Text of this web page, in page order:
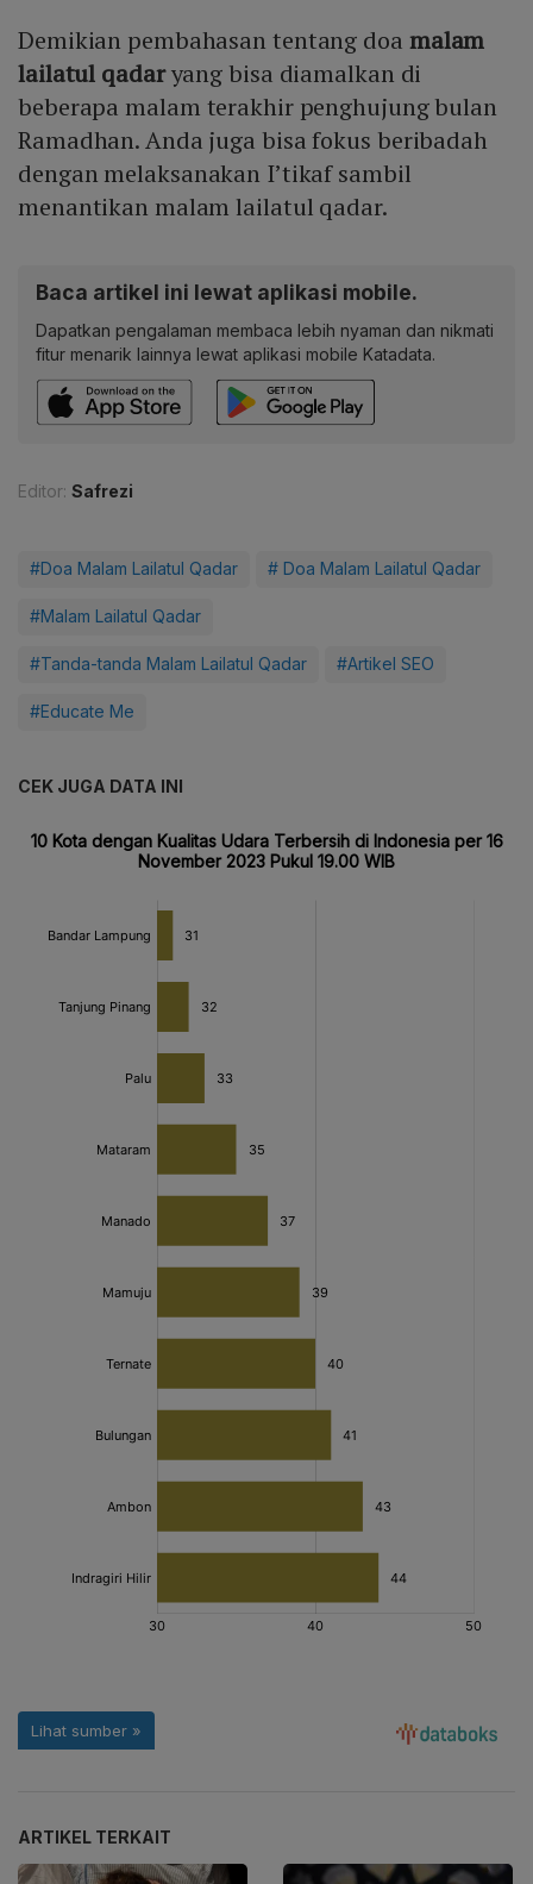
Demikian pembahasan tentang doa malam
lailatul qadaryang bisa diamalkan di
beberapa malam terakhir penghujung bulan
Ramadhan. Anda juga bisa fokus beribadah
dengan melaksanakan I’tikaf sambil
menantikan malam lailatul qadar.
Baca artikel ini lewat aplikasi mobile.
Dapatkan pengalaman membaca lebih nyaman dan nikmati
fitur menarik lainnya lewat aplikasi mobile Katadata.
Editor: Safrezi
#Doa Malam Lailatul Qadar # Doa Malam Lailatul Qadar
#Malam Lailatul Qadar
#Tanda-tanda Malam Lailatul Qadar #Artikel SEO
#Educate Me
CEK JUGA DATA INI
ARTIKEL TERKAIT